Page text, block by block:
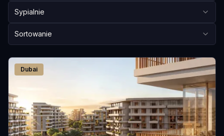
Sypialnie
Sortowanie
Dubai